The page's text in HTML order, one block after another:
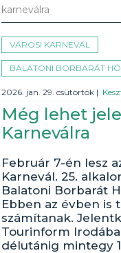
karneválra
VÁROSI KARNEVÁL
BALATONI BORBARÁT
2026. jan. 29. csütörtök |
Még lehet
Karneválra
Február 7-én lesz
Karnevál. 25.
Balatoni Borbarát
Ebben az évben is
számítanak.
Tourinform
délutánig mintegy